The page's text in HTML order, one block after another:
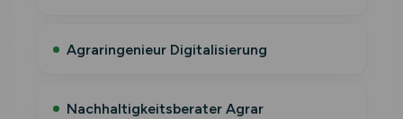
Agraringenieur Digitalisierung
Nachhaltigkeitsberater Agrar